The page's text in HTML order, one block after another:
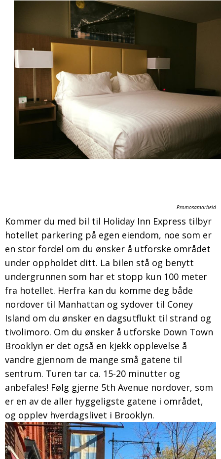
Promosamarbeid
Kommer du med bil til Holiday Inn Express tilbyr
hotellet parkering på egen eiendom, noe som er
en stor fordel om du ønsker å utforske området
under oppholdet ditt. La bilen stå og benytt
undergrunnen som har et stopp kun 100 meter
fra hotellet. Herfra kan du komme deg både
nordover til Manhattan og sydover til Coney
Island om du ønsker en dagsutflukt til strand og
tivolimoro. Om du ønsker å utforske Down Town
Brooklyn er det også en kjekk opplevelse å
vandre gjennom de mange små gatene til
sentrum. Turen tar ca. 15-20 minutter og
anbefales! Følg gjerne 5th Avenue nordover, som
er en av de aller hyggeligste gatene i området,
og opplev hverdagslivet i Brooklyn.